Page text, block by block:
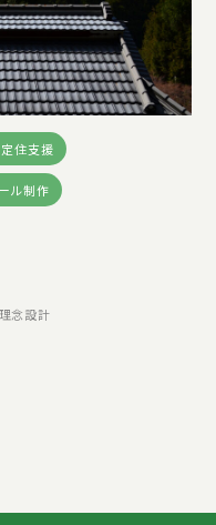
住支援
ル制作
理念設計